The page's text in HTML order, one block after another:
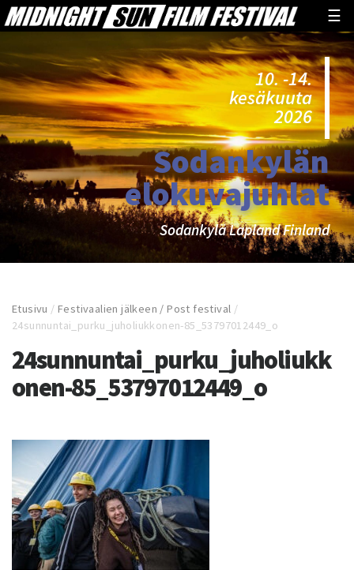
☰
10. -14.
kesäkuuta
2026
Sodankylän
elokuvajuhlat
Sodankylä Lapland Finland
Etusivu /Festivaalien jälkeen / Post festival /
24sunnuntai_purku_juholiukkonen-85_53797012449_o
24sunnuntai_purku_juholiukk
onen-85_53797012449_o